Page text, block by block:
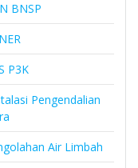
BNSP
P3K
Pengendalian
Air Limbah